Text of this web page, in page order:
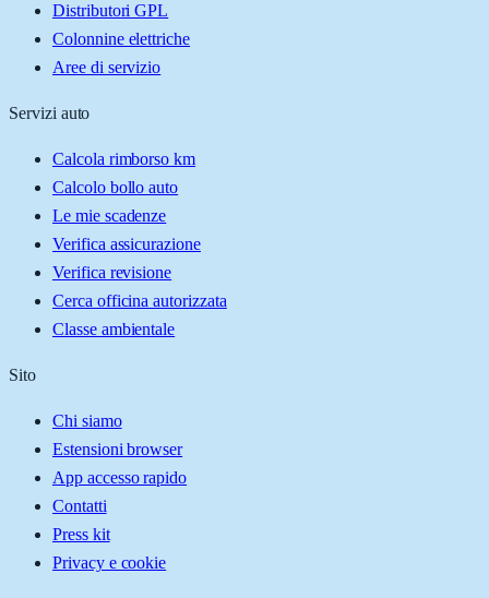
Distributori GPL
Colonnine elettriche
Aree di servizio
Servizi auto
Calcola rimborso km
Calcolo bollo auto
Le mie scadenze
Verifica assicurazione
Verifica revisione
Cerca officina autorizzata
Classe ambientale
Sito
Chi siamo
Estensioni browser
App accesso rapido
Contatti
Press kit
Privacy e cookie